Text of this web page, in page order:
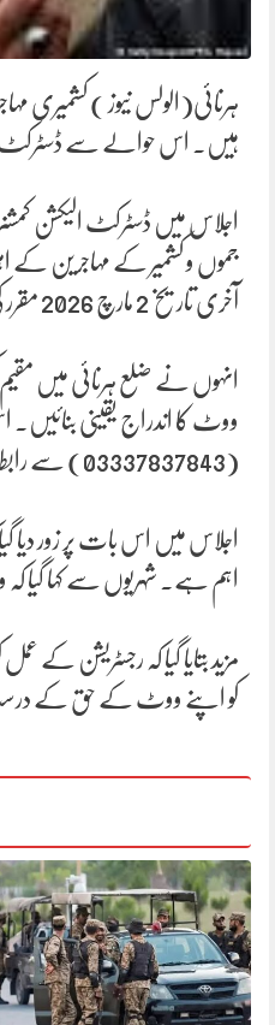
ہرنائی(الولس نیوز ) کشمیری
ہیں۔ اس حوالے سے ڈسٹرکٹ
اجلاس میں ڈسٹرکٹ الیکشن کمشنر
جموں و کشمیر کے مہاجرین کے
آخری تاریخ 2 مارچ 2026 مقرر کی گئی ہے۔
انہوں نے ضلع ہرنائی میں مقیم
(03337837843) سے رابطہ کیا جا سکتا ہے۔
اجلاس میں اس بات پر زور دیا
اہم ہے۔ شہریوں سے کہا گیا کہ
مزید بتایا گیا کہ رجسٹریشن
کو اپنے ووٹ کے حق کے درست